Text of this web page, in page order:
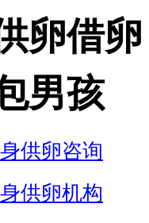
卵借卵
男孩
供卵咨询
供卵机构